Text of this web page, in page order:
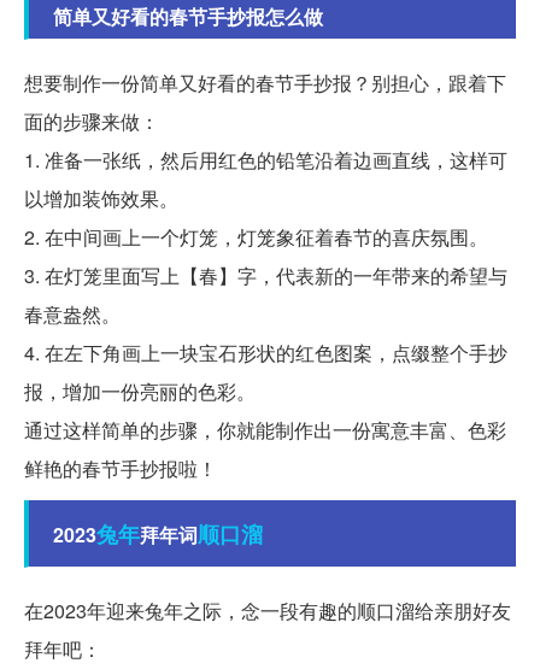
简单又好看的春节手抄报怎么做
想要制作一份简单又好看的春节手抄报？别担心，跟着下
面的步骤来做：
1. 准备一张纸，然后用红色的铅笔沿着边画直线，这样可
以增加装饰效果。
2. 在中间画上一个灯笼，灯笼象征着春节的喜庆氛围。
3. 在灯笼里面写上【春】字，代表新的一年带来的希望与
春意盎然。
4. 在左下角画上一块宝石形状的红色图案，点缀整个手抄
报，增加一份亮丽的色彩。
通过这样简单的步骤，你就能制作出一份寓意丰富、色彩
鲜艳的春节手抄报啦！
2023兔年拜年词顺口溜
在2023年迎来兔年之际，念一段有趣的顺口溜给亲朋好友
拜年吧：